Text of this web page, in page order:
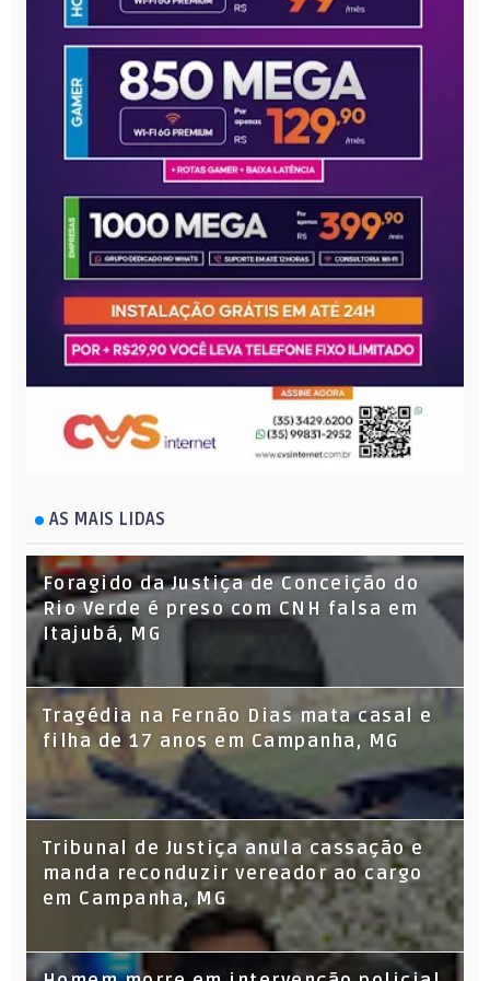
AS MAIS LIDAS
Foragido da Justiça de Conceição do
Rio Verde é preso com CNH falsa em
Itajubá, MG
Tragédia na Fernão Dias mata casal e
filha de 17 anos em Campanha, MG
Tribunal de Justiça anula cassação e
manda reconduzir vereador ao cargo
em Campanha, MG